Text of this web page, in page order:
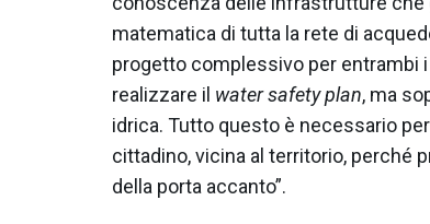
matematica di tutta la rete di
progetto complessivo per entrambi
realizzare il water safety plan, ma
idrica. Tutto questo è necessario
cittadino, vicina al territorio, perché
della porta accanto”.